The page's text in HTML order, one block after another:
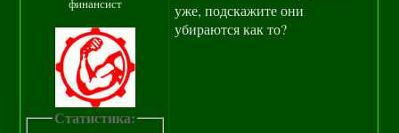
финансист
Статистика:
уже, подскажите они
убираются как то?